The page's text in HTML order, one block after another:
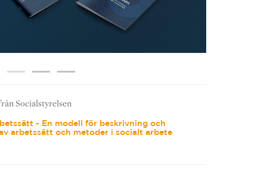
Socialstyrelsen
- En modell för beskrivning och
arbetssätt och metoder i socialt arbete